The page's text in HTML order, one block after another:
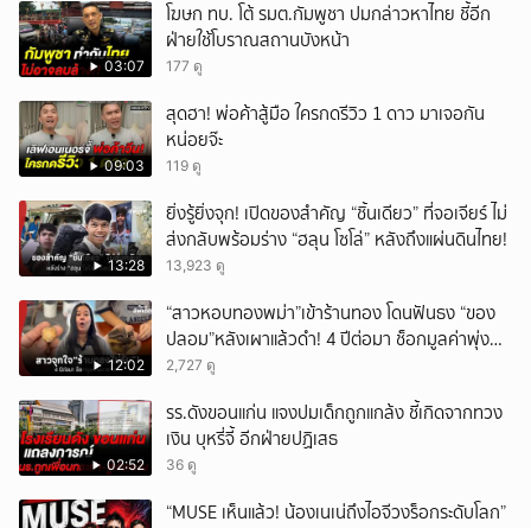
03:07
โฆษก ทบ. โต้ รมต.กัมพูชา ปมกล่าวหาไทย ชี้อีก
ฝ่ายใช้โบราณสถานบังหน้า
177 ดู
09:03
สุดฮา! พ่อค้าสู้มือ ใครกดรีวิว 1 ดาว มาเจอกัน
หน่อยจ๊ะ
119 ดู
13:28
ยิ่งรู้ยิ่งจุก! เปิดของสำคัญ “ชิ้นเดียว” ที่จอเจียร์ ไม่
ส่งกลับพร้อมร่าง “ฮลุน โซโล่” หลังถึงแผ่นดินไทย!
13,923 ดู
12:02
“สาวหอบทองพม่า”เข้าร้านทอง โดนฟันธง “ของ
ปลอม”หลังเผาแล้วดำ! 4 ปีต่อมา ช็อกมูลค่าพุ่ง
มหาศาล!
2,727 ดู
02:52
รร.ดังขอนแก่น แจงปมเด็กถูกแกล้ง ชี้เกิดจากทวง
เงิน บุหรี่จี้ อีกฝ่ายปฏิเสธ
36 ดู
“MUSE เห็นแล้ว! น้องเนเน่ถึงไอจีวงร็อกระดับโลก”